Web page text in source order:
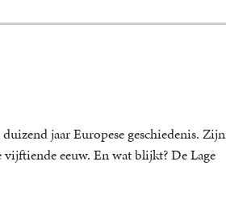
jaar Europese geschiedenis. Zijn
eeuw. En wat blijkt? De Lage